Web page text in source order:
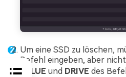
Um eine SSD zu löschen,
Befehl eingeben, aber
VALUE und DRIVE des